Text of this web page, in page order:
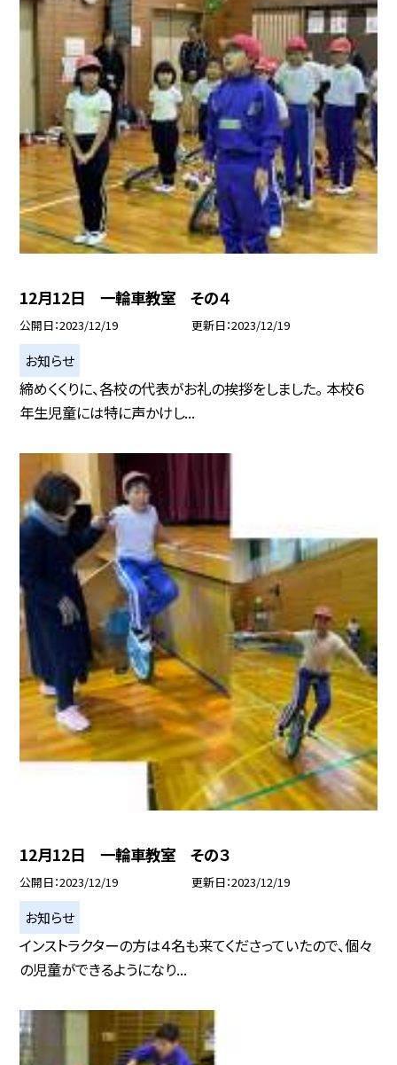
12月12日 一輪車教室 その４
公開日 2023/12/19 更新日 2023/12/19
お知らせ
締めくくりに、各校の代表がお礼の挨拶をしました。 本校６
年生児童には特に声かけし...
12月12日 一輪車教室 その３
公開日 2023/12/19 更新日 2023/12/19
お知らせ
インストラクターの方は４名も来てくださっていたので、個々
の児童ができるようになり...